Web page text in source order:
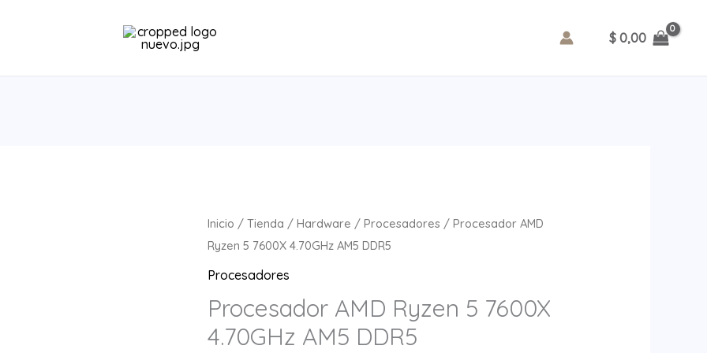
$0,00
Inicio /Tienda /Hardware /Procesadores / Procesador AMD
Ryzen 5 7600X 4.70GHz AM5 DDR5
Procesadores
Procesador AMD Ryzen 5 7600X
4.70GHz AM5 DDR5
Procesador
AMD
Ryzen
7600X
4.70GHz